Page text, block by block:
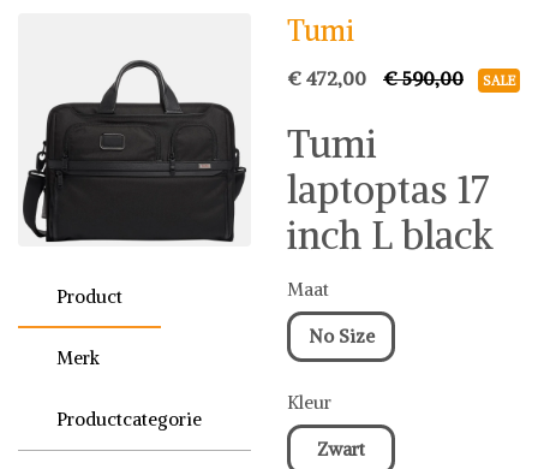
Product
Merk
Productcategorie
Tumi
€ 472,00 € 590,00 SALE
Tumi
laptoptas 17
inch L black
Maat
No Size
Kleur
Zwart